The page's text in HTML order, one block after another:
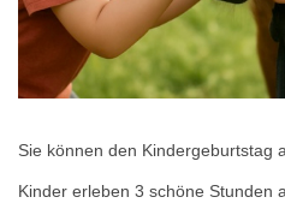
Sie können den Kindergeburtstag
Kinder erleben 3 schöne Stunden